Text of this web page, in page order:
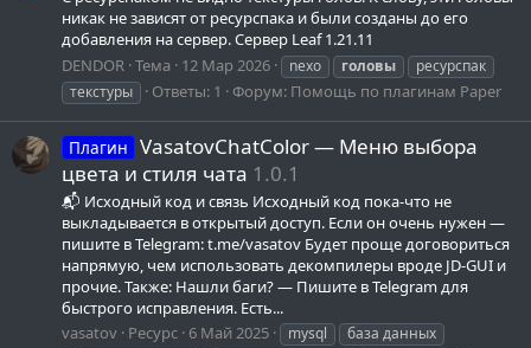
никак не зависят от ресурспака и были созданы до его
добавления на сервер. Сервер Leaf 1.21.11
DENDOR Тема 12 Мар 2026 nexo головы
ресурспак
текстуры
Ответы: 1 Форум: Помощь по плагинам Paper
Плагин VasatovChatColor — Меню выбора
цвета и стиля чата 1.0.1
📬 Исходный код и связь Исходный код пока-что не
выкладывается в открытый доступ. Если он очень нужен —
пишите в Telegram: t.me/vasatov Будет проще договориться
напрямую, чем использовать декомпилеры вроде JD-GUI и
прочие. Также: Нашли баги? — Пишите в Telegram для
быстрого исправления. Есть...
vasatov Ресурс 6 Май 2025 mysql
база данных